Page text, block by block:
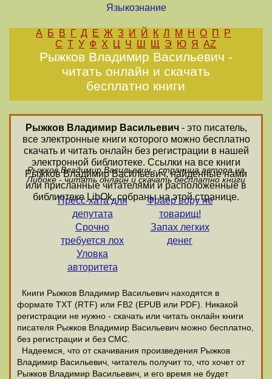
Языкознание
А Б В Г Д Е Ж З И Й К Л М Н О П
Р
С Т У Ф Х Ц Ч Ш Щ Э Ю Я AZ
Рыжков Владимир Васильевич -
читать онлайн и скачать
бесплатно книги
Рыжков Владимир Васильевич- это писатель,
все электронные книги которого можно бесплатно
скачать и читать онлайн без регистрации в нашей
электронной библиотеке. Ссылки на все книги
Рыжков Владимир Васильевич, найденные нами
или присланные читателями и расположенные в
библиотеке LibOk, собраны на этой странице.
Рыжков Владимир Васильевич - страница автора на
Либоке - читать онлайн и скачать бесплатно книги
Пресс-хата для
депутата
Срочно
требуется лох
Уловка
авторитета
Фраер вору не
товарищ!
Запах легких
денег
Книги Рыжков Владимир Васильевич находятся в
формате ТХТ (RTF) или FB2 (EPUB или PDF). Никакой
регистрации не нужно - скачать или читать онлайн книги
писателя Рыжков Владимир Васильевич можно бесплатно,
без регистрации и без СМС.
Надеемся, что от скачивания произведения Рыжков
Владимир Васильевич, читатель получит то, что хочет от
Рыжков Владимир Васильевич, и его время не будет